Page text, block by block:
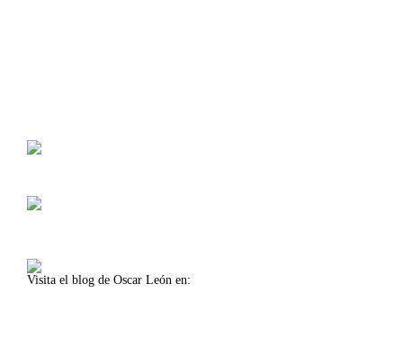
Visita el blog de Oscar León en: